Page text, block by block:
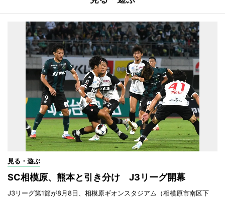
見る・遊ぶ
SC相模原、熊本と引き分け J3リーグ開幕
J3リーグ第1節が8月8日、相模原ギオンスタジアム（相模原市南区下